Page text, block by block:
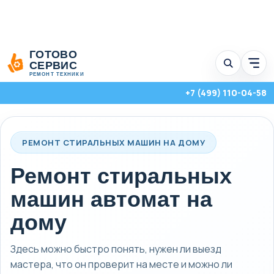
Перейти
содержимому
ГОТОВО
СЕРВИС
РЕМОНТ ТЕХНИКИ
+7 (499) 110-04-58
Стиральные, посудомоечные и сушильные машины с выездом на
дом по Москве и Московской области.
РЕМОНТ СТИРАЛЬНЫХ МАШИН НА ДОМУ
Ремонт стиральных
машин автомат на
дому
Здесь можно быстро понять, нужен ли выезд
мастера, что он проверит на месте и можно ли